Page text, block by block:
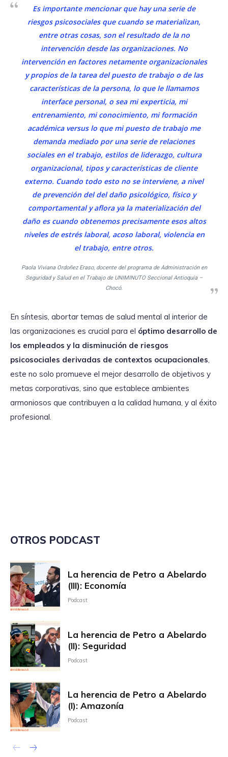
Es importante mencionar que hay una serie de
riesgos psicosociales que cuando se materializan,
entre otras cosas, son el resultado de la no
intervención desde las organizaciones. No
intervención en factores netamente organizacionales
y propios de la tarea del puesto de trabajo o de las
características de la persona, lo que le llamamos
interface personal, o sea mi experticia, mi
entrenamiento, mi conocimiento, mi formación
académica versus lo que mi puesto de trabajo me
demanda mediado por una serie de relaciones
sociales en el trabajo, estilos de liderazgo, cultura
organizacional, tipos y características de cliente
externo. Cuando todo esto no se interviene, a nivel
de prevención del del daño psicológico, físico y
comportamental y aflora ya la materialización del
daño es cuando obtenemos precisamente esos altos
niveles de estrés laboral, acoso laboral, violencia en
el trabajo, entre otros.
Paola Viviana Ordoñez Eraso, docente del programa de Administración en
Seguridad y Salud en el Trabajo de UNIMINUTO Seccional Antioquia –
Chocó.
En síntesis, abortar temas de salud mental al interior de
las organizaciones es crucial para el óptimo desarrollo de
los empleados y la disminución de riesgos
psicosociales derivadas de contextos ocupacionales,
este no solo promueve el mejor desarrollo de objetivos y
metas corporativas, sino que establece ambientes
armoniosos que contribuyen a la calidad humana, y al éxito
profesional.
OTROS PODCAST
La herencia de Petro a Abelardo
(III): Economía
Podcast
La herencia de Petro a Abelardo
(II): Seguridad
Podcast
La herencia de Petro a Abelardo
(I): Amazonía
Podcast